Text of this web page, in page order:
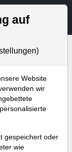
und Artikelsuche
auf
Website
wir
gespeichert oder
wie